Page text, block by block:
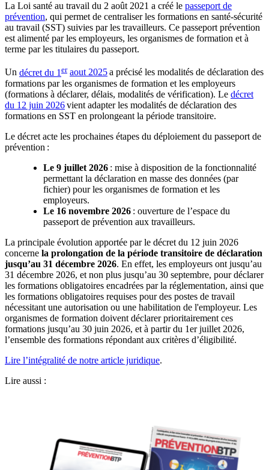
La Loi santé au travail du 2 août 2021 a créé le passeport de
prévention, qui permet de centraliser les formations en santé-sécurité
au travail (SST) suivies par les travailleurs. Ce passeport prévention
est alimenté par les employeurs, les organismes de formation et à
terme par les titulaires du passeport.
Un décret du 1 er aout 2025a précisé les modalités de déclaration des
formations par les organismes de formation et les employeurs
(formations à déclarer, délais, modalités de vérification). Le décret
du 12 juin 2026vient adapter les modalités de déclaration des
formations en SST en prolongeant la période transitoire.
Le décret acte les prochaines étapes du déploiement du passeport de
prévention :
Le 9 juillet 2026 : mise à disposition de la fonctionnalité
permettant la déclaration en masse des données (par
fichier) pour les organismes de formation et les
employeurs.
Le 16 novembre 2026 : ouverture de l’espace du
passeport de prévention aux travailleurs.
La principale évolution apportée par le décret du 12 juin 2026
concerne la prolongation de la période transitoire de déclaration
jusqu’au 31 décembre 2026. En effet, les employeurs ont jusqu’au
31 décembre 2026, et non plus jusqu’au 30 septembre, pour déclarer
les formations obligatoires encadrées par la réglementation, ainsi que
les formations obligatoires requises pour des postes de travail
nécessitant une autorisation ou une habilitation de l'employeur. Les
organismes de formation doivent déclarer prioritairement ces
formations jusqu’au 30 juin 2026, et à partir du 1er juillet 2026,
l’ensemble des formations répondant aux critères d’éligibilité.
Lire l’intégralité de notre article juridique.
Lire aussi :